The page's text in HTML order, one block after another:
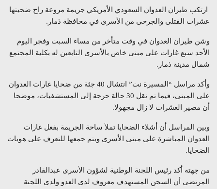
ارتكب طيران العدوان السعودي الأمريكي جريمة مروعة راح ضحيتها
عشرات القتلى والجرحى من الأسرى في محافظة ذمار.
وشن طيران العدوان في وقت متأخر من مساء السبت وفجر اليوم
الأحد سبع غارات على مبنى خاص بالأسرى التابعين له بكلية المجتمع
شمال مدينة ذمار.
وأكد مراسل “المسيرة نت” انتشال 40 جثة من ضحايا غارات العدوان
على المبنى، فيما تم نقل 30 حالة حرجة إلى المستشفيات، موضحا
أن مصير العشرات لا زال مجهولا.
وبين المراسل أن أشلاء الضحايا تملأ ساحة الجريمة بفعل غارات
العدوان المباشرة على مبنى الأسرى ويتم جمعها للتعرف على هويات
الضحايا.
من جهته أكد رئيس اللجنة الوطنية لشؤون الأسرى عبدالقادر
المرتضى أن السجن المستهدف معروف لدى العدو ولدى اللجنة